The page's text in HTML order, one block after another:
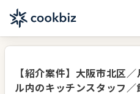
【紹介案件】大阪市北区
ル内のキッチンスタッフ